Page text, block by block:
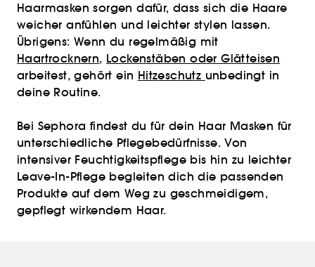
Haarmasken sorgen dafür, dass sich die Haare
weicher anfühlen und leichter stylen lassen.
Übrigens: Wenn du regelmäßig mit
Haartrocknern, Lockenstäben oder Glätteisen
arbeitest, gehört ein Hitzeschutz unbedingt in
deine Routine.
Bei Sephora findest du für dein Haar Masken für
unterschiedliche Pflegebedürfnisse. Von
intensiver Feuchtigkeitspflege bis hin zu leichter
Leave-In-Pflege begleiten dich die passenden
Produkte auf dem Weg zu geschmeidigem,
gepflegt wirkendem Haar.